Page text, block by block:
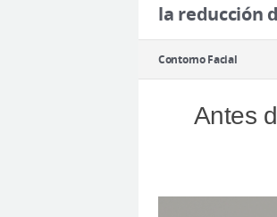
la reducción
Contorno Facial
Antes